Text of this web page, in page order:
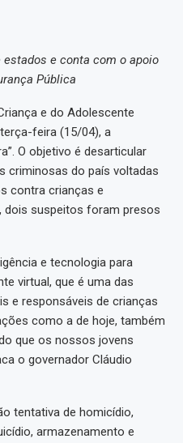
e conta com o apoio
Pública
e do Adolescente
feira (15/04), a
O objetivo é desarticular
criminosas do país voltadas
contra crianças e
dois suspeitos foram presos
e tecnologia para
virtual, que é uma das
e responsáveis de crianças
como a de hoje, também
que os nossos jovens
o governador Cláudio
tentativa de homicídio,
armazenamento e